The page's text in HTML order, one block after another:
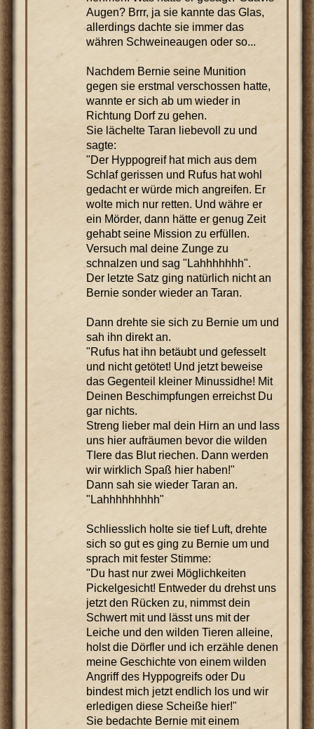
Augen? Brrr, ja sie kannte das Glas,
allerdings dachte sie immer das
währen Schweineaugen oder so...
Nachdem Bernie seine Munition
gegen sie erstmal verschossen hatte,
wannte er sich ab um wieder in
Richtung Dorf zu gehen.
Sie lächelte Taran liebevoll zu und
sagte:
"Der Hyppogreif hat mich aus dem
Schlaf gerissen und Rufus hat wohl
gedacht er würde mich angreifen. Er
wolte mich nur retten. Und währe er
ein Mörder, dann hätte er genug Zeit
gehabt seine Mission zu erfüllen.
Versuch mal deine Zunge zu
schnalzen und sag "Lahhhhhhh".
Der letzte Satz ging natürlich nicht an
Bernie sonder wieder an Taran.
Dann drehte sie sich zu Bernie um und
sah ihn direkt an.
"Rufus hat ihn betäubt und gefesselt
und nicht getötet! Und jetzt beweise
das Gegenteil kleiner Minussidhe! Mit
Deinen Beschimpfungen erreichst Du
gar nichts.
Streng lieber mal dein Hirn an und lass
uns hier aufräumen bevor die wilden
TIere das Blut riechen. Dann werden
wir wirklich Spaß hier haben!"
Dann sah sie wieder Taran an.
"Lahhhhhhhhh"
Schliesslich holte sie tief Luft, drehte
sich so gut es ging zu Bernie um und
sprach mit fester Stimme:
"Du hast nur zwei Möglichkeiten
Pickelgesicht! Entweder du drehst uns
jetzt den Rücken zu, nimmst dein
Schwert mit und lässt uns mit der
Leiche und den wilden Tieren alleine,
holst die Dörfler und ich erzähle denen
meine Geschichte von einem wilden
Angriff des Hyppogreifs oder Du
bindest mich jetzt endlich los und wir
erledigen diese Scheiße hier!"
Sie bedachte Bernie mit einem